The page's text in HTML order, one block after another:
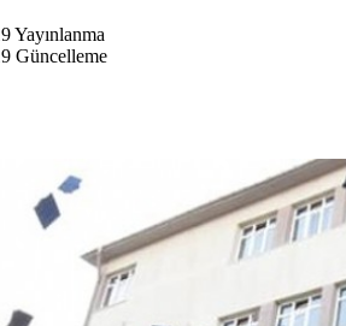
Yayınlanma
Güncelleme